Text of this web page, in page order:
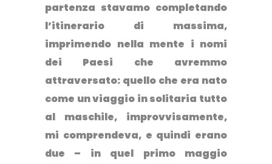
partenza stavamo completando
l’itinerario di massima,
imprimendo nella mente i nomi
dei Paesi che avremmo
attraversato: quello che era nato
come un viaggio in solitaria tutto
al maschile, improvvisamente,
mi comprendeva, e quindi erano
due – in quel primo maggio